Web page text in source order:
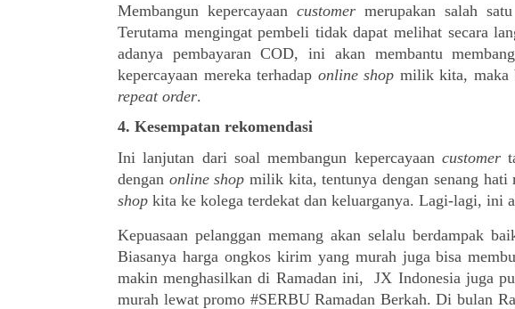
Membangun kepercayaan customer merupakan salah
Terutama mengingat pembeli tidak dapat melihat secara
adanya pembayaran COD, ini akan membantu
kepercayaan mereka terhadap online shop
repeat order.
4. Kesempatan rekomendasi
Ini lanjutan dari soal membangun kepercayaan customer
dengan online shop milik kita, tentunya dengan senang hati
shop kita ke kolega terdekat dan keluarganya. Lagi-lagi, ini
Kepuasaan pelanggan memang akan selalu berdampak
Biasanya harga ongkos kirim yang murah juga bisa
makin menghasilkan di Ramadan ini,  JX Indonesia juga
murah lewat promo #SERBU Ramadan Berkah. Di bulan